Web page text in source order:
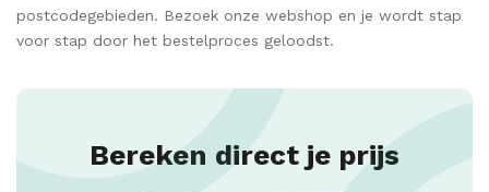
postcodegebieden. Bezoek onze webshop en je wordt stap
voor stap door het bestelproces geloodst.
Bereken direct je prijs